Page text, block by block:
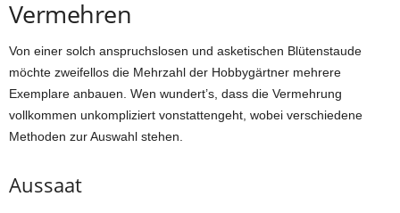
Vermehren
Von einer solch anspruchslosen und asketischen Blütenstaude
möchte zweifellos die Mehrzahl der Hobbygärtner mehrere
Exemplare anbauen. Wen wundert’s, dass die Vermehrung
vollkommen unkompliziert vonstattengeht, wobei verschiedene
Methoden zur Auswahl stehen.
Aussaat